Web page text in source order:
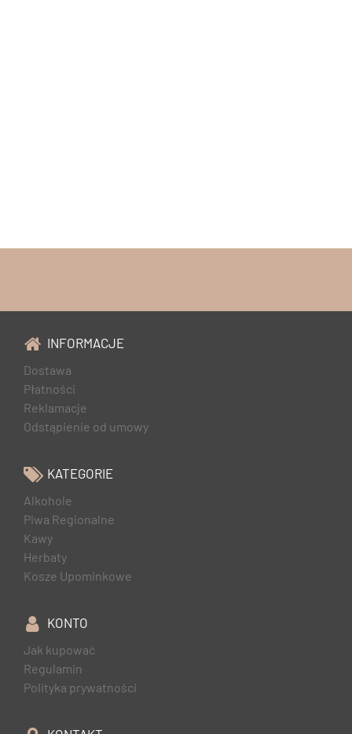
INFORMACJE
Dostawa
Płatności
Reklamacje
Odstąpienie od umowy
KATEGORIE
Alkohole
Piwa Regionalne
Kawy
Herbaty
Kosze Upominkowe
KONTO
Jak kupować
Regulamin
Polityka prywatności